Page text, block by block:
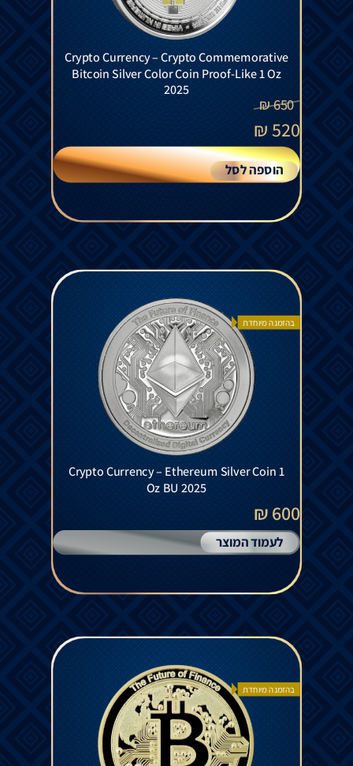
Crypto Currency – Crypto Commemorative
Bitcoin Silver Color Coin Proof-Like 1 Oz
2025
650
₪
520
₪
הוספה לסל
בהזמנה מיוחדת
Crypto Currency – Ethereum Silver Coin 1
Oz BU 2025
600 ₪
לעמוד המוצר
בהזמנה מיוחדת